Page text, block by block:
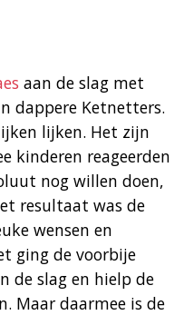
aan de slag met
dappere Ketnetters.
lijken. Het zijn
kinderen reageerden
nog willen doen,
resultaat was de
wensen en
ging de voorbije
de slag en hielp de
Maar daarmee is de